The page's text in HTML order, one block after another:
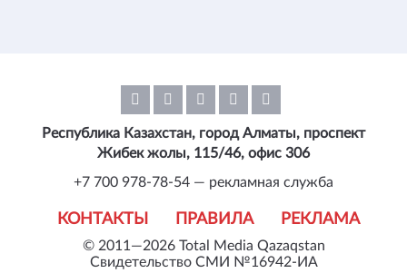
© 2011—2026 Total Media Qazaqstan
Свидетельство СМИ №16942-ИА
КОНТАКТЫ ПРАВИЛА РЕКЛАМА
Республика Казахстан, город Алматы, проспект
Жибек жолы, 115/46, офис 306
+7 700 978-78-54 — рекламная служба